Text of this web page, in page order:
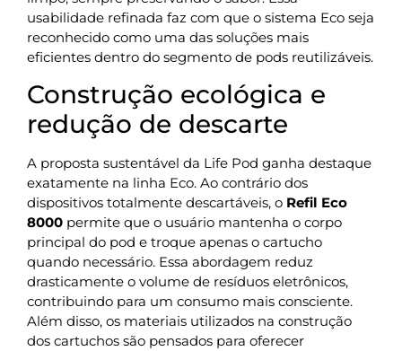
usabilidade refinada faz com que o sistema Eco seja
reconhecido como uma das soluções mais
eficientes dentro do segmento de pods reutilizáveis.
Construção ecológica e
redução de descarte
A proposta sustentável da Life Pod ganha destaque
exatamente na linha Eco. Ao contrário dos
dispositivos totalmente descartáveis, o Refil Eco
8000 permite que o usuário mantenha o corpo
principal do pod e troque apenas o cartucho
quando necessário. Essa abordagem reduz
drasticamente o volume de resíduos eletrônicos,
contribuindo para um consumo mais consciente.
Além disso, os materiais utilizados na construção
dos cartuchos são pensados para oferecer